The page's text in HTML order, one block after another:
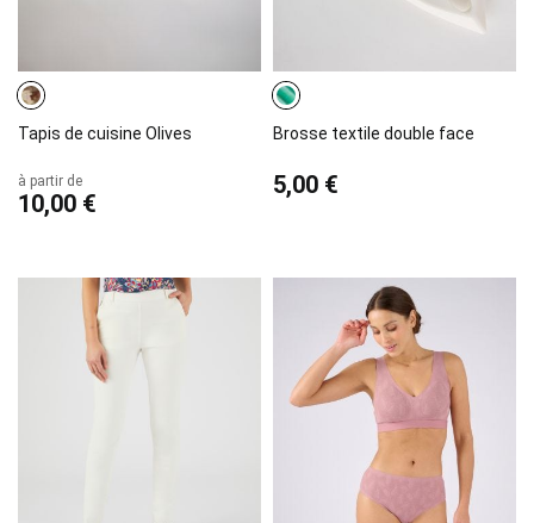
Tapis de cuisine Olives
à partir de
10,00 €
Brosse textile double face
5,00 €